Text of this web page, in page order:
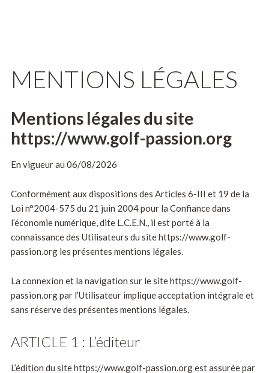
MENTIONS LÉGALES
Mentions légales du site
https://www.golf-passion.org
En vigueur au 06/08/2026
Conformément aux dispositions des Articles 6-III et 19 de la
Loi n°2004-575 du 21 juin 2004 pour la Confiance dans
l’économie numérique, dite L.C.E.N., il est porté à la
connaissance des Utilisateurs du site https://www.golf-
passion.org les présentes mentions légales.
La connexion et la navigation sur le site https://www.golf-
passion.org par l’Utilisateur implique acceptation intégrale et
sans réserve des présentes mentions légales.
ARTICLE 1 : L’éditeur
L’édition du site https://www.golf-passion.org est assurée par